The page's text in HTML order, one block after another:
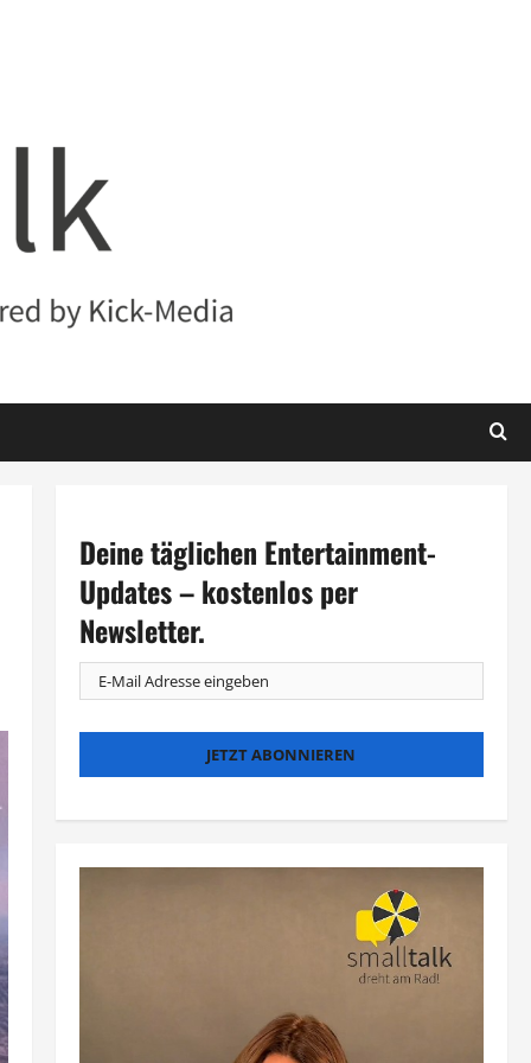
Deine täglichen Entertainment-
Updates – kostenlos per
Newsletter.